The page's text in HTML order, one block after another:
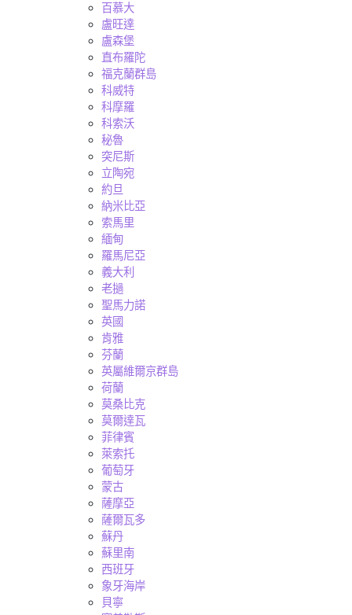
百慕大
盧旺達
盧森堡
直布羅陀
福克蘭群島
科威特
科摩羅
科索沃
秘魯
突尼斯
立陶宛
約旦
納米比亞
索馬里
緬甸
羅馬尼亞
義大利
老撾
聖馬力諾
英國
肯雅
芬蘭
英屬維爾京群島
荷蘭
莫桑比克
莫爾達瓦
菲律賓
萊索托
葡萄牙
蒙古
薩摩亞
薩爾瓦多
蘇丹
蘇里南
西班牙
象牙海岸
貝寧